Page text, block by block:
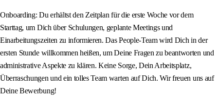
Onboarding: Du erhältst den Zeitplan für die erste Woche vor dem
Starttag, um Dich über Schulungen, geplante Meetings und
Einarbeitungszeiten zu informieren. Das People‑Team wird Dich in der
ersten Stunde willkommen heißen, um Deine Fragen zu beantworten und
administrative Aspekte zu klären. Keine Sorge, Dein Arbeitsplatz,
Überraschungen und ein tolles Team warten auf Dich. Wir freuen uns auf
Deine Bewerbung!